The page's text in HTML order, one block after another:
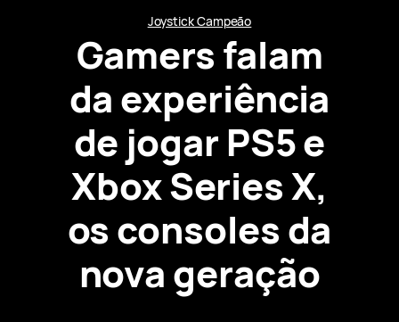
Joystick Campeão
Gamers falam
da experiência
de jogar PS5 e
Xbox Series X,
os consoles da
nova geração